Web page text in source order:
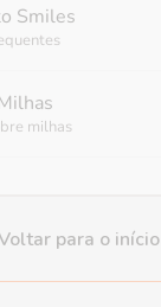
Smiles
milhas
para o início